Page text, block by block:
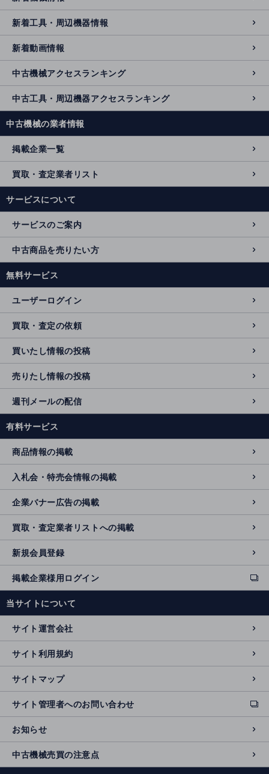
新着工具・周辺機器情報
新着動画情報
中古機械アクセスランキング
中古工具・周辺機器アクセスランキング
中古機械の業者情報
掲載企業一覧
買取・査定業者リスト
サービスについて
サービスのご案内
中古商品を売りたい方
無料サービス
ユーザーログイン
買取・査定の依頼
買いたし情報の投稿
売りたし情報の投稿
週刊メールの配信
有料サービス
商品情報の掲載
入札会・特売会情報の掲載
企業バナー広告の掲載
買取・査定業者リストへの掲載
新規会員登録
掲載企業様用ログイン
ext
e
n
al
si
t
e
当サイトについて
サイト運営会社
サイト利用規約
サイトマップ
サイト管理者へのお問い合わせ
ext
e
r
n
al
si
お知らせ
中古機械売買の注意点